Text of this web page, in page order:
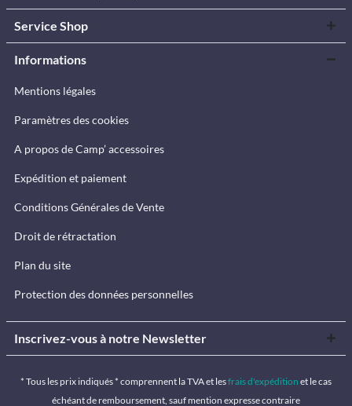
Service Shop
Informations
Mentions légales
Paramètres des cookies
A propos de Camp’ accessoires
Expédition et paiement
Conditions Générales de Vente
Droit de rétractation
Plan du site
Protection des données personnelles
Inscrivez-vous à notre Newsletter
* Tous les prix indiqués * comprennent la TVA et lesfrais d'expédition et le cas
échéant de remboursement, sauf mention expresse contraire